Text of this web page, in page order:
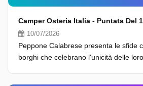
Camper Osteria Italia - Puntata Del
10/07/2026
Peppone Calabrese presenta le sfide
borghi che celebrano l'unicità delle